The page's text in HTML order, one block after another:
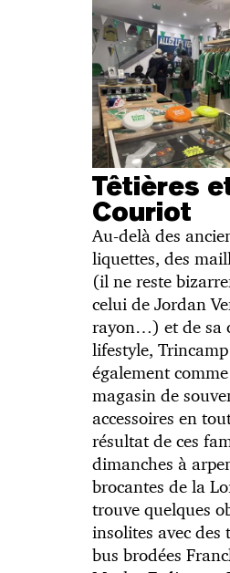
Têtières
Couriot
Au-delà des
liquettes, des
(il ne reste
celui de Jordan
rayon…) et de sa
lifestyle,
également
magasin de
accessoires en
résultat de ces
dimanches à
brocantes de la
trouve quelques
insolites avec des
bus brodées